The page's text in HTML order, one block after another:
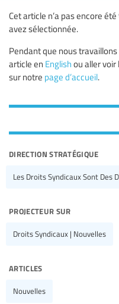
Cet article n’a pas encore
avez sélectionnée.
Pendant que nous
article en English ou aller voir
sur notre page d’accueil.
direction stratégique
Les Droits Syndicaux Sont Des
projecteur sur
Droits Syndicaux | Nouvelles
articles
Nouvelles